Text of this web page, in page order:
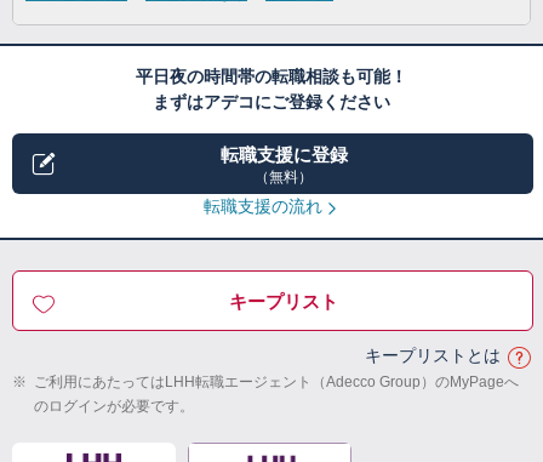
平日夜の時間帯の転職相談も可能！
まずはアデコにご登録ください
転職支援に登録
（無料）
転職支援の流れ
キープリスト
キープリストとは
※ ご利用にあたってはLHH転職エージェント（Adecco Group）のMyPageへ
のログインが必要です。